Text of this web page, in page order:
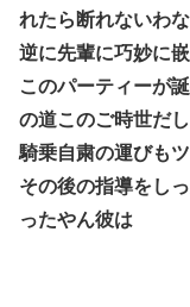
れたら断れないわな
逆に先輩に巧妙に
このパーティーが
の道このご時世だ
騎乗自粛の運びも
その後の指導をし
ったやん彼は